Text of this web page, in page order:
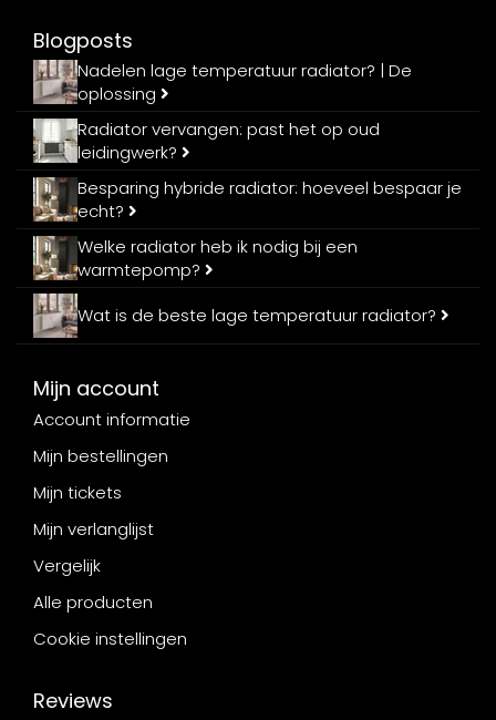
Blogposts
Nadelen lage temperatuur radiator? | De
oplossing
Radiator vervangen: past het op oud
leidingwerk?
Besparing hybride radiator: hoeveel bespaar je
echt?
Welke radiator heb ik nodig bij een
warmtepomp?
Wat is de beste lage temperatuur radiator?
Mijn account
Account informatie
Mijn bestellingen
Mijn tickets
Mijn verlanglijst
Vergelijk
Alle producten
Cookie instellingen
Reviews